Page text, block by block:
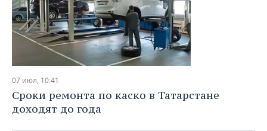
07 июл, 10:41
Сроки ремонта по каско в Татарстане
доходят до года